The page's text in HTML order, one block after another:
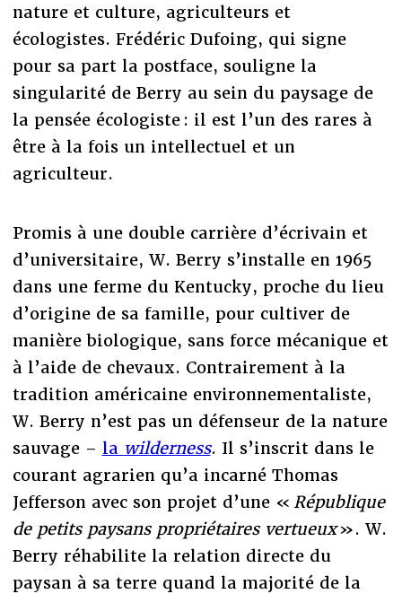
nature et culture, agriculteurs et
écologistes. Frédéric Dufoing, qui signe
pour sa part la postface, souligne la
singularité de Berry au sein du paysage de
la pensée écologiste : il est l’un des rares à
être à la fois un intellectuel et un
agriculteur.
Promis à une double carrière d’écrivain et
d’universitaire, W. Berry s’installe en 1965
dans une ferme du Kentucky, proche du lieu
d’origine de sa famille, pour cultiver de
manière biologique, sans force mécanique et
à l’aide de chevaux. Contrairement à la
tradition américaine environnementaliste,
W. Berry n’est pas un défenseur de la nature
sauvage – la wilderness. Il s’inscrit dans le
courant agrarien qu’a incarné Thomas
Jefferson avec son projet d’une « République
de petits paysans propriétaires vertueux». W.
Berry réhabilite la relation directe du
paysan à sa terre quand la majorité de la